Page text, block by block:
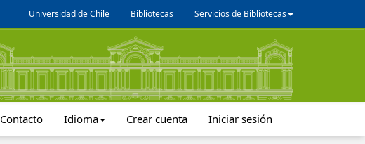
Universidad de Chile Bibliotecas Servicios de Bibliotecas
Contacto Idioma Crear cuenta Iniciar sesión